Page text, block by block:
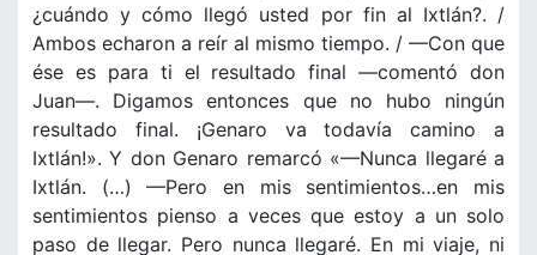
¿cuándo y cómo llegó usted por fin al Ixtlán?. /
Ambos echaron a reír al mismo tiempo. / —Con que
ése es para ti el resultado final —comentó don
Juan—. Digamos entonces que no hubo ningún
resultado final. ¡Genaro va todavía camino a
Ixtlán!». Y don Genaro remarcó «—Nunca llegaré a
Ixtlán. (…) —Pero en mis sentimientos…en mis
sentimientos pienso a veces que estoy a un solo
paso de llegar. Pero nunca llegaré. En mi viaje, ni